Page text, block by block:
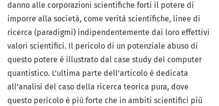
danno alle corporazioni scientifiche forti il potere di
imporre alla società, come verità scientifiche, linee di
ricerca (paradigmi) indipendentemente dai loro effettivi
valori scientifici. Il pericolo di un potenziale abuso di
questo potere è illustrato dal case study del computer
quantistico. L’ultima parte dell’articolo è dedicata
all’analisi del caso della ricerca teorica pura, dove
questo pericolo è più forte che in ambiti scientifici più